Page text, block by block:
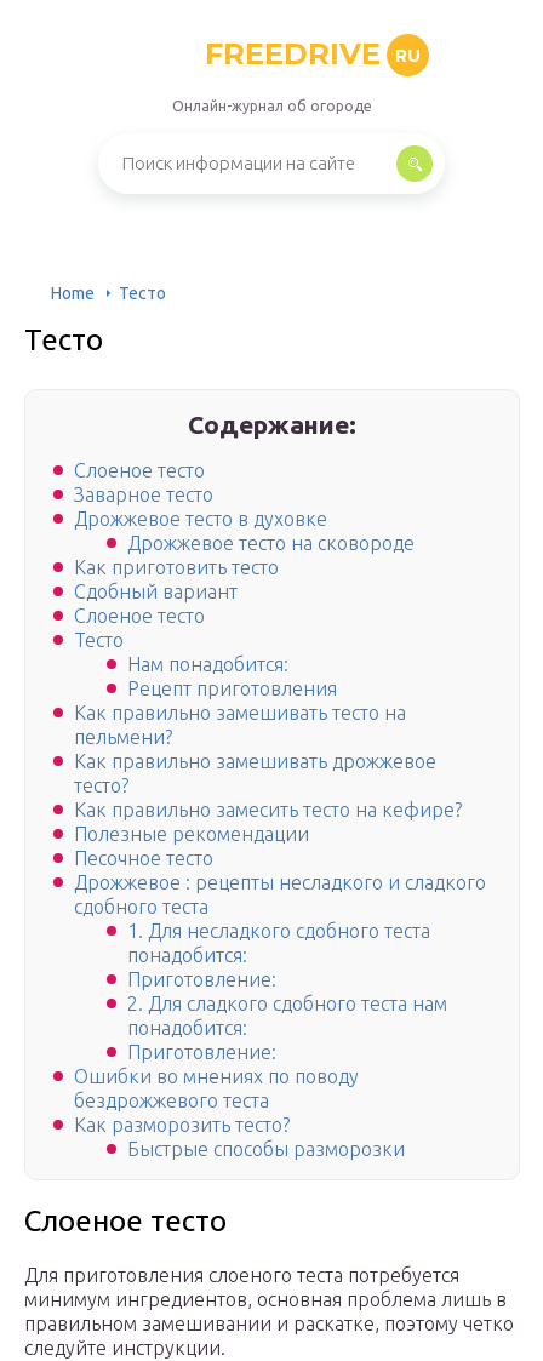
FREEDRIVE RU
Онлайн-журнал об огороде
Home Тесто
Тесто
Содержание:
Слоеное тесто
Заварное тесто
Дрожжевое тесто в духовке
Дрожжевое тесто на сковороде
Как приготовить тесто
Сдобный вариант
Слоеное тесто
Тесто
Нам понадобится:
Рецепт приготовления
Как правильно замешивать тесто на
пельмени?
Как правильно замешивать дрожжевое
тесто?
Как правильно замесить тесто на кефире?
Полезные рекомендации
Песочное тесто
Дрожжевое : рецепты несладкого и сладкого
сдобного теста
1. Для несладкого сдобного теста
понадобится:
Приготовление:
2. Для сладкого сдобного теста нам
понадобится:
Приготовление:
Ошибки во мнениях по поводу
бездрожжевого теста
Как разморозить тесто?
Быстрые способы разморозки
Слоеное тесто
Для приготовления слоеного теста потребуется
минимум ингредиентов, основная проблема лишь в
правильном замешивании и раскатке, поэтому четко
следуйте инструкции.